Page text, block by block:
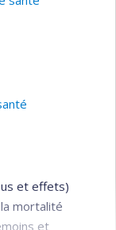
et effets)
mortalité
et